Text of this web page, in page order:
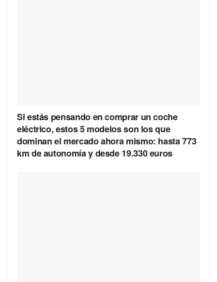
Si estás pensando en comprar un coche
eléctrico, estos 5 modelos son los que
dominan el mercado ahora mismo: hasta 773
km de autonomía y desde 19.330 euros